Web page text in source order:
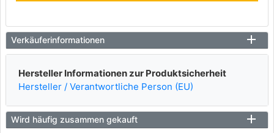
Verkäuferinformationen
Hersteller Informationen zur Produktsicherheit
Hersteller / Verantwortliche Person (EU)
Wird häufig zusammen gekauft